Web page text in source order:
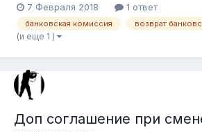
сроком на 3,5 года. Как известно АО
состав АО "Форте Банка", в августе 2015
погасил задолже...
7 Февраля 2018 1 ответ
банковская комиссия возврат
(и еще 1 )
Доп соглашение при